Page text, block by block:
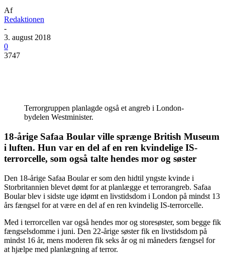
Af
Redaktionen
-
3. august 2018
0
3747
Terrorgruppen planlagde også et angreb i London-
bydelen Westminister.
18-årige Safaa Boular ville sprænge British Museum
i luften. Hun var en del af en ren kvindelige IS-
terrorcelle, som også talte hendes mor og søster
Den 18-årige Safaa Boular er som den hidtil yngste kvinde i
Storbritannien blevet dømt for at planlægge et terrorangreb. Safaa
Boular blev i sidste uge idømt en livstidsdom i London på mindst 13
års fængsel for at være en del af en ren kvindelig IS-terrorcelle.
Med i terrorcellen var også hendes mor og storesøster, som begge fik
fængselsdomme i juni. Den 22-årige søster fik en livstidsdom på
mindst 16 år, mens moderen fik seks år og ni måneders fængsel for
at hjælpe med planlægning af terror.